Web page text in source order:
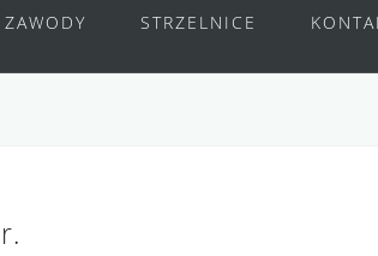
ZAWODY STRZELNICE